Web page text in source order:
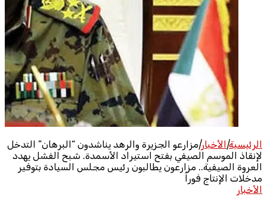
الرئيسية|الأخبار|مزارعو الجزيرة والرهد يناشدون “البرهان” التدخل
لإنقاذ الموسم الصيفي بفتح استيراد الأسمدة. شبح الفشل يهدد
العروة الصيفية.. مزارعون يطالبون رئيس مجلس السيادة بتوفير
مدخلات الإنتاج فوراً
الأخبار